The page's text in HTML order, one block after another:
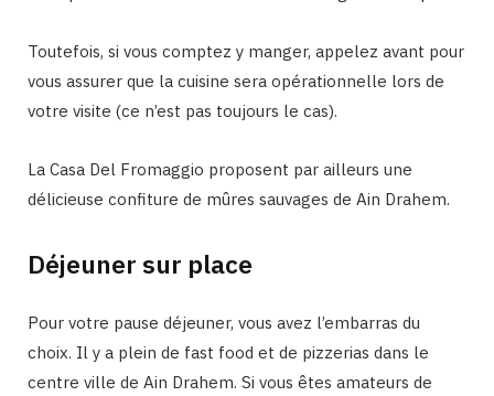
Toutefois, si vous comptez y manger, appelez avant pour
vous assurer que la cuisine sera opérationnelle lors de
votre visite (ce n’est pas toujours le cas).
La Casa Del Fromaggio proposent par ailleurs une
délicieuse confiture de mûres sauvages de Ain Drahem.
Déjeuner sur place
Pour votre pause déjeuner, vous avez l’embarras du
choix. Il y a plein de fast food et de pizzerias dans le
centre ville de Ain Drahem. Si vous êtes amateurs de